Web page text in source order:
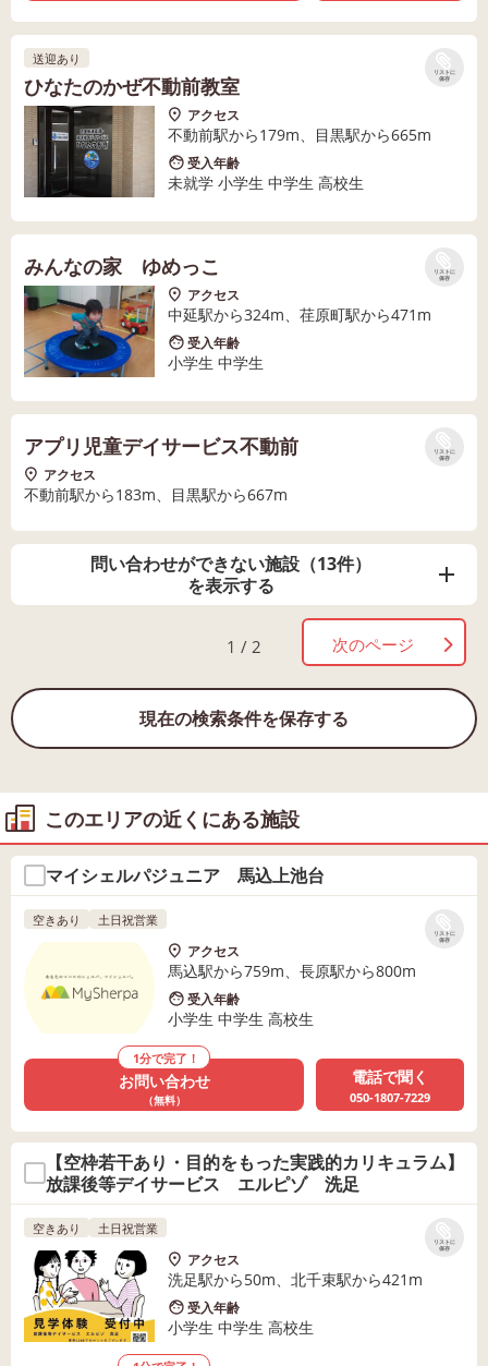
リストに
保存
送迎あり
ひなたのかぜ不動前教室
アクセス
不動前駅から179m、目黒駅から665m
受入年齢
未就学 小学生 中学生 高校生
リストに
保存
みんなの家 ゆめっこ
アクセス
中延駅から324m、荏原町駅から471m
受入年齢
小学生 中学生
リストに
保存
アプリ児童デイサービス不動前
アクセス
不動前駅から183m、目黒駅から667m
問い合わせができない施設（13件）
を表示する
1 / 2 次のページ
現在の検索条件を保存する
このエリアの近くにある施設
マイシェルパジュニア 馬込上池台
リストに
保存
空きあり 土日祝営業
アクセス
馬込駅から759m、長原駅から800m
受入年齢
小学生 中学生 高校生
1分で完了！
お問い合わせ
（無料）
電話で聞く
050-1807-7229
【空枠若干あり・目的をもった実践的カリキュラム】
放課後等デイサービス エルピゾ 洗足
リストに
保存
空きあり 土日祝営業
アクセス
洗足駅から50m、北千束駅から421m
受入年齢
小学生 中学生 高校生